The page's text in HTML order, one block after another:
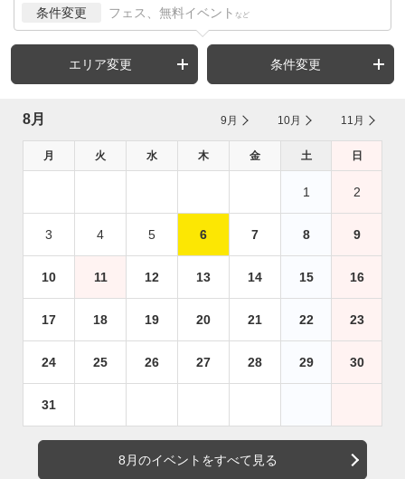
条件変更 フェス、無料イベント など
エリア変更 条件変更
8月 9月 10月 11月
月 火 水 木 金 土 日
1 2
3 4 5 6 7 8 9
10 11 12 13 14 15 16
17 18 19 20 21 22 23
24 25 26 27 28 29 30
31
8月のイベントをすべて見る